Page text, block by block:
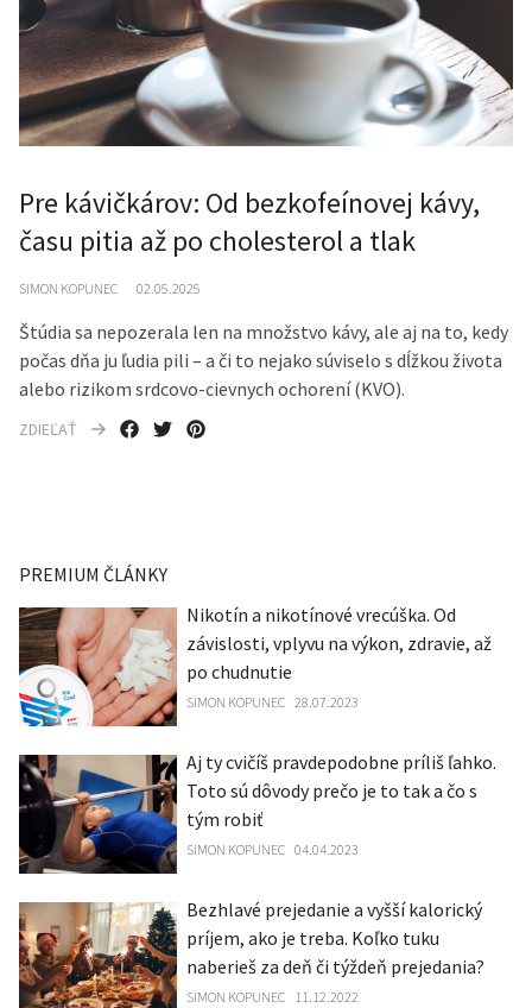
Pre kávičkárov: Od bezkofeínovej kávy,
času pitia až po cholesterol a tlak
SIMON KOPUNEC 02.05.2025
Štúdia sa nepozerala len na množstvo kávy, ale aj na to, kedy
počas dňa ju ľudia pili – a či to nejako súviselo s dĺžkou života
alebo rizikom srdcovo-cievnych ochorení (KVO).
ZDIEĽAŤ
PREMIUM ČLÁNKY
Nikotín a nikotínové vrecúška. Od
závislosti, vplyvu na výkon, zdravie, až
po chudnutie
SIMON KOPUNEC 28.07.2023
Aj ty cvičíš pravdepodobne príliš ľahko.
Toto sú dôvody prečo je to tak a čo s
tým robiť
SIMON KOPUNEC 04.04.2023
Bezhlavé prejedanie a vyšší kalorický
príjem, ako je treba. Koľko tuku
naberieš za deň či týždeň prejedania?
SIMON KOPUNEC 11.12.2022